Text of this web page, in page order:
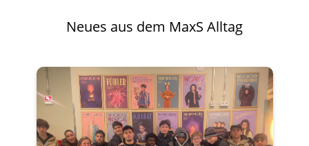
Neues aus dem MaxS Alltag